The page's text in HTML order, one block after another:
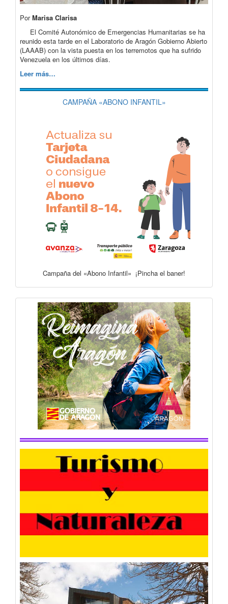
PorMarisa Clarisa
El Comité Autonómico de Emergencias Humanitarias se ha
reunido esta tarde en el Laboratorio de Aragón Gobierno Abierto
(LAAAB) con la vista puesta en los terremotos que ha sufrido
Venezuela en los últimos días.
Leer más…
CAMPAÑA «ABONO INFANTIL»
Campaña del «Abono Infantil» ¡Pincha el baner!